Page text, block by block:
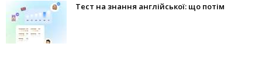
Тест на знання англійської: що потім